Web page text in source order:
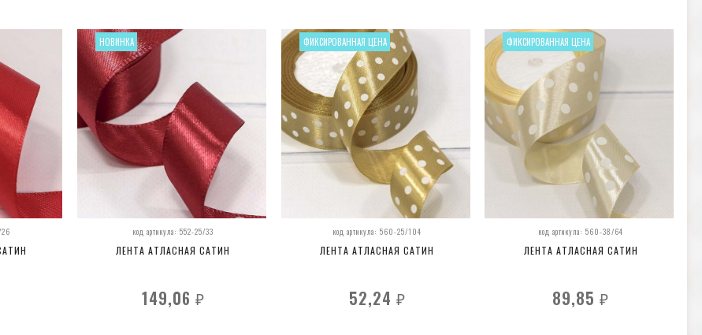
26 код артикула: 552-25/33
ЛЕНТА АТЛАСНАЯ САТИН
149,06 ₽
НОВИНКА
код артикула: 560-25/104
ЛЕНТА АТЛАСНАЯ САТИН
52,24 ₽
ФИКСИРОВАННАЯ ЦЕНА
код артикула: 560-38/64
ЛЕНТА АТЛАСНАЯ САТИН
89,85₽
ФИКСИРОВАННАЯ ЦЕНА